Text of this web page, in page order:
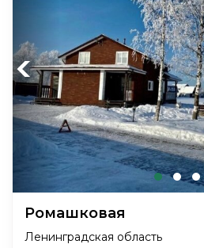
Previous
Ромашковая
Ленинградская область